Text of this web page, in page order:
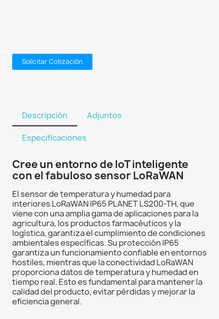
Solicitar Cotización
Descripción Adjuntos
Especificaciones
Cree un entorno de IoT inteligente
con el fabuloso sensor LoRaWAN
El sensor de temperatura y humedad para
interiores LoRaWAN IP65 PLANET LS200-TH, que
viene con una amplia gama de aplicaciones para la
agricultura, los productos farmacéuticos y la
logística, garantiza el cumplimiento de condiciones
ambientales específicas. Su protección IP65
garantiza un funcionamiento confiable en entornos
hostiles, mientras que la conectividad LoRaWAN
proporciona datos de temperatura y humedad en
tiempo real. Esto es fundamental para mantener la
calidad del producto, evitar pérdidas y mejorar la
eficiencia general.